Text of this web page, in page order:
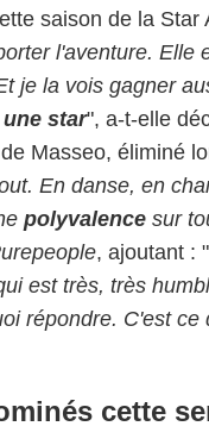
saison de la Star
l'aventure. Elle
je la vois gagner
star", a-t-elle
Masseo, éliminé
En danse, en
polyvalence sur
, ajoutant : "
est très, très
répondre. C'est ce
cette